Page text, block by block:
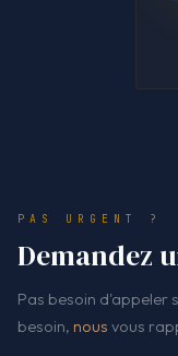
PAS URGENT ?
Demandez
Pas besoin d'appeler
besoin, nous vous